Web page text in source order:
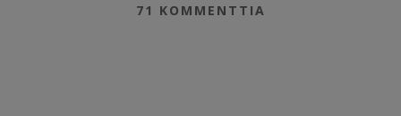
71 KOMMENTTIA